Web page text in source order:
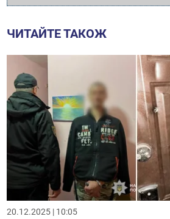
ЧИТАЙТЕ ТАКОЖ
20.12.2025 | 10:05